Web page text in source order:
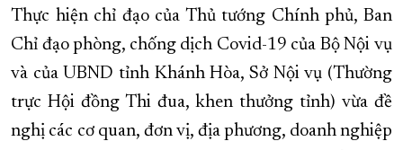
CHUNG TAY CẢI CÁCH HÀNH CHÍNH
XÂY DỰNG NÔNG THÔN MỚI LỊCH CẮT ĐIỆN
TÀU - XE - MÁY BAY
KỶ NIỆM 370 NĂM XÂY DỰNG VÀ PHÁT TRIỂN TỈNH KHÁNH HÒA
KHOẢNH KHẮC ĐẸP XỨ TRẦM
Thực hiện chỉ đạo của Thủ tướng Chính phủ, Ban
Chỉ đạo phòng, chống dịch Covid-19 của Bộ Nội vụ
và của UBND tỉnh Khánh Hòa, Sở Nội vụ (Thường
trực Hội đồng Thi đua, khen thưởng tỉnh) vừa đề
nghị các cơ quan, đơn vị, địa phương, doanh nghiệp